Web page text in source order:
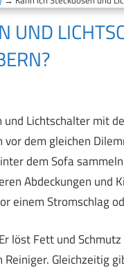
UND
Lichtschalter mit
dem gleichen
dem Sofa
Abdeckungen und
einem Stromschlag
löst Fett und
Gleichzeitig